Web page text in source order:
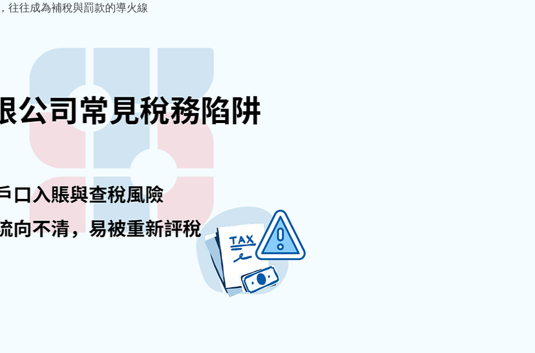
往往成為補稅與罰款的導火線